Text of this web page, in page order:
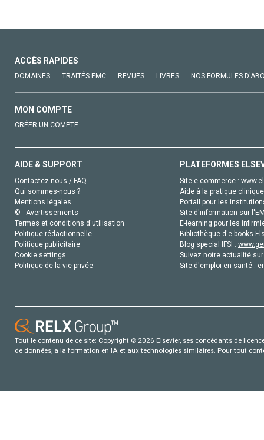
ACCÈS RAPIDES
DOMAINES TRAITÉS EMC REVUES LIVRES NOS FORMULES
MON COMPTE
CRÉER UN COMPTE
AIDE & SUPPORT
Contactez-nous / FAQ
Qui sommes-nous ?
Mentions légales
© - Avertissements
Termes et conditions d'utilisation
Politique rédactionnelle
Politique publicitaire
Cookie settings
Politique de la vie privée
PLATEFORMES
Site e-commerce :
Aide à la pratique
Portail pour les
Site d'information sur
E-learning pour les
Bibliothèque d'e-books
Blog special IFSI :
Suivez notre actualité
Site d'emploi en santé :
Tout le contenu de ce site: Copyright © 2026 Elsevier, ses concédants de
de données, a la formation en IA et aux technologies similaires. Pour tout